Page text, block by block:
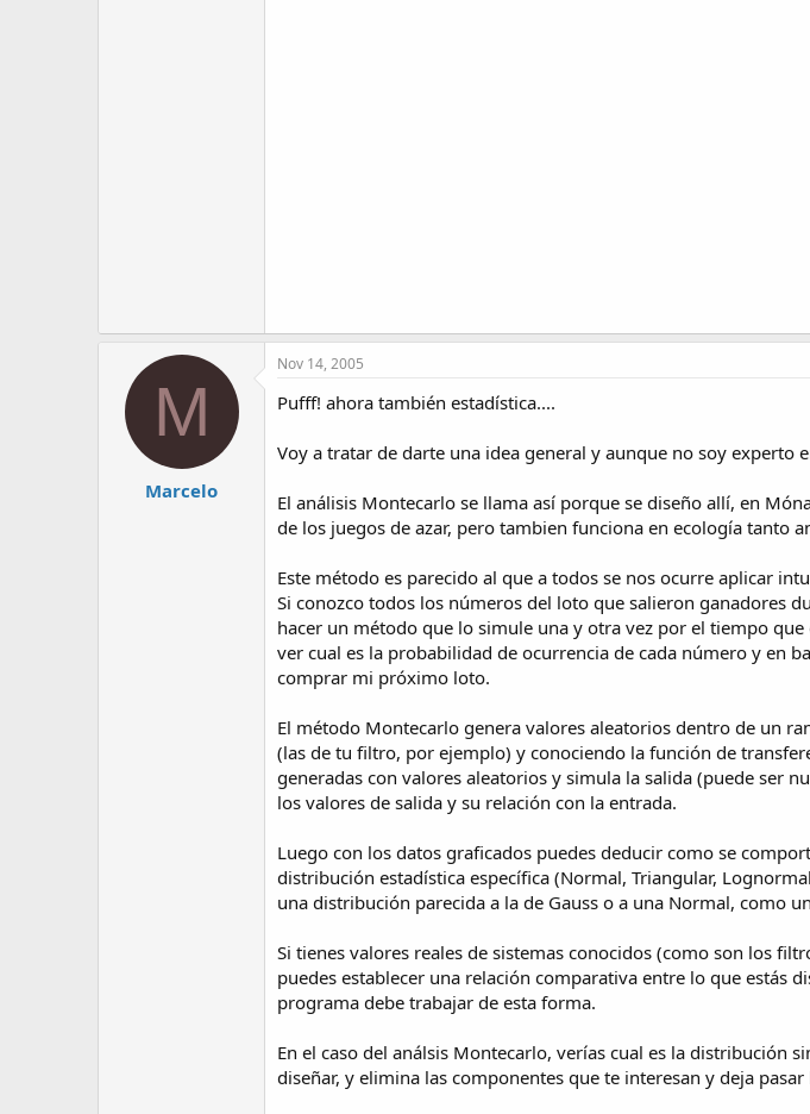
M
Marcelo
Nov 14, 2005
Pufff! ahora también estadística....
Voy a tratar de darte una idea general y aunque no soy experto
El análisis Montecarlo se llama así porque se diseño allí, en
de los juegos de azar, pero tambien funciona en ecología tanto
Este método es parecido al que a todos se nos ocurre aplicar
Si conozco todos los números del loto que salieron ganadores
hacer un método que lo simule una y otra vez por el tiempo
ver cual es la probabilidad de ocurrencia de cada número y en
comprar mi próximo loto.
El método Montecarlo genera valores aleatorios dentro de un
(las de tu filtro, por ejemplo) y conociendo la función de
generadas con valores aleatorios y simula la salida (puede ser
los valores de salida y su relación con la entrada.
Luego con los datos graficados puedes deducir como se
distribución estadística específica (Normal, Triangular,
una distribución parecida a la de Gauss o a una Normal, como
Si tienes valores reales de sistemas conocidos (como son los
puedes establecer una relación comparativa entre lo que
programa debe trabajar de esta forma.
En el caso del análsis Montecarlo, verías cual es la distribución
diseñar, y elimina las componentes que te interesan y deja pasar